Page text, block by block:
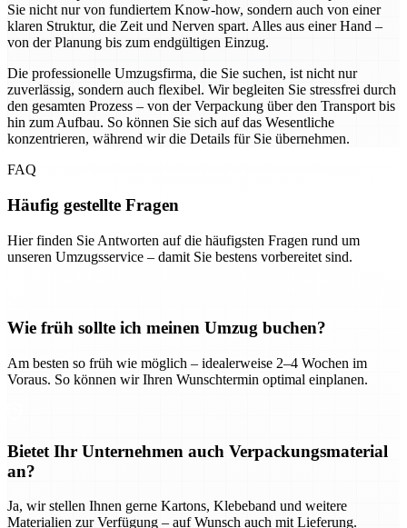
Sie nicht nur von fundiertem Know-how, sondern auch von einer
klaren Struktur, die Zeit und Nerven spart. Alles aus einer Hand –
von der Planung bis zum endgültigen Einzug.
Die professionelle Umzugsfirma, die Sie suchen, ist nicht nur
zuverlässig, sondern auch flexibel. Wir begleiten Sie stressfrei durch
den gesamten Prozess – von der Verpackung über den Transport bis
hin zum Aufbau. So können Sie sich auf das Wesentliche
konzentrieren, während wir die Details für Sie übernehmen.
FAQ
Häufig gestellte Fragen
Hier finden Sie Antworten auf die häufigsten Fragen rund um
unseren Umzugsservice – damit Sie bestens vorbereitet sind.
Wie früh sollte ich meinen Umzug buchen?
Am besten so früh wie möglich – idealerweise 2–4 Wochen im
Voraus. So können wir Ihren Wunschtermin optimal einplanen.
Bietet Ihr Unternehmen auch Verpackungsmaterial
an?
Ja, wir stellen Ihnen gerne Kartons, Klebeband und weitere
Materialien zur Verfügung – auf Wunsch auch mit Lieferung.